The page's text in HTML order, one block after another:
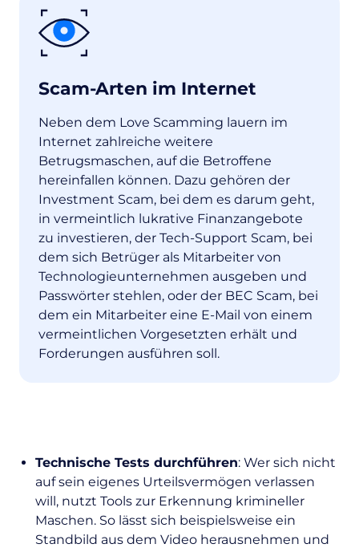
Scam-Arten im Internet
Neben dem Love Scamming lauern im
Internet zahlreiche weitere
Betrugsmaschen, auf die Betroffene
hereinfallen können. Dazu gehören der
Investment Scam, bei dem es darum geht,
in vermeintlich lukrative Finanzangebote
zu investieren, der Tech-Support Scam, bei
dem sich Betrüger als Mitarbeiter von
Technologieunternehmen ausgeben und
Passwörter stehlen, oder der BEC Scam, bei
dem ein Mitarbeiter eine E-Mail von einem
vermeintlichen Vorgesetzten erhält und
Forderungen ausführen soll.
Technische Tests durchführen: Wer sich nicht
auf sein eigenes Urteilsvermögen verlassen
will, nutzt Tools zur Erkennung krimineller
Maschen. So lässt sich beispielsweise ein
Standbild aus dem Video herausnehmen und